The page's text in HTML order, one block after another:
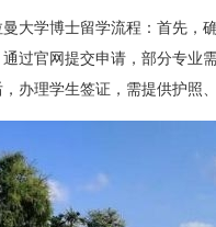
大学博士留学流程：首先，
过官网提交申请，部分专业
办理学生签证，需提供护照